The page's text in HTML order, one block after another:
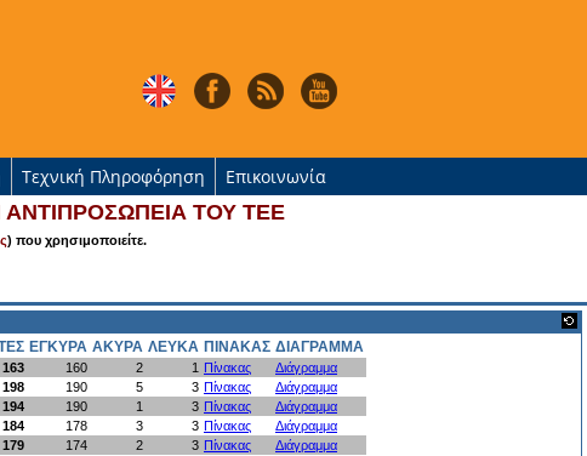
Τεχνική Πληροφόρηση Επικοινωνία
ΤΟΥ ΤΕΕ
) που χρησιμοποιείτε.
ΕΓΚΥΡΑ ΑΚΥΡΑ ΛΕΥΚΑ ΠΙΝΑΚΑΣ ΔΙΑΓΡΑΜΜΑ
163 160 2 1 Πίνακας
Διάγραμμα
198 190 5 3 Πίνακας
Διάγραμμα
194 190 1 3 Πίνακας
Διάγραμμα
184 178 3 3 Πίνακας
Διάγραμμα
179 174 2 3 Πίνακας
Διάγραμμα